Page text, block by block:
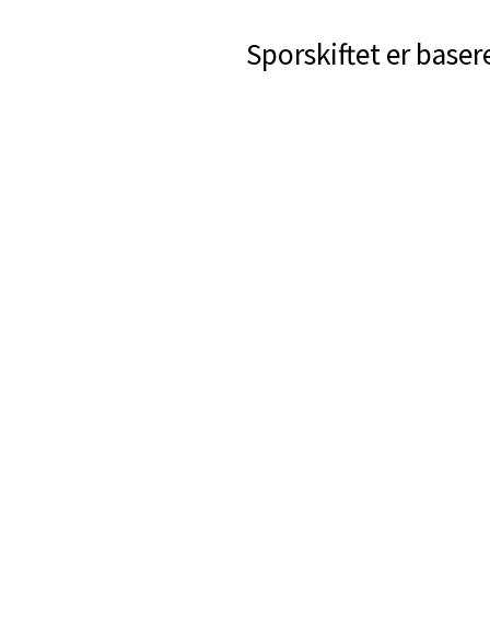
Sporskiftet er